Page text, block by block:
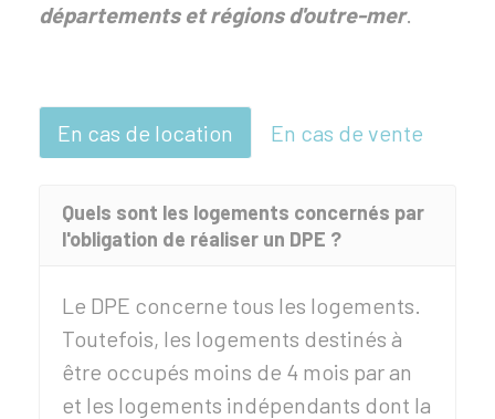
départements et régions d'outre-mer.
En cas de location En cas de vente
Quels sont les logements concernés par
l'obligation de réaliser un DPE ?
Le DPE concerne tous les logements.
Toutefois, les logements destinés à
être occupés moins de 4 mois par an
et les logements indépendants dont la